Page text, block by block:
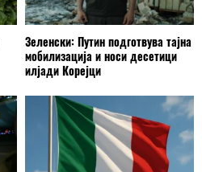
Зеленски: Путин подготвува тајна
мобилизација и носи десетици
илјади Корејци